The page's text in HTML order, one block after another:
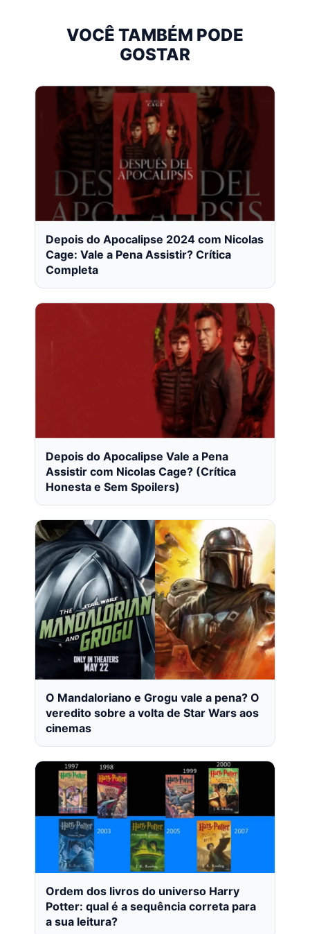
VOCÊ TAMBÉM PODE
GOSTAR
Depois do Apocalipse 2024 com Nicolas
Cage: Vale a Pena Assistir? Crítica
Completa
Depois do Apocalipse Vale a Pena
Assistir com Nicolas Cage? (Crítica
Honesta e Sem Spoilers)
O Mandaloriano e Grogu vale a pena? O
veredito sobre a volta de Star Wars aos
cinemas
Ordem dos livros do universo Harry
Potter: qual é a sequência correta para
a sua leitura?